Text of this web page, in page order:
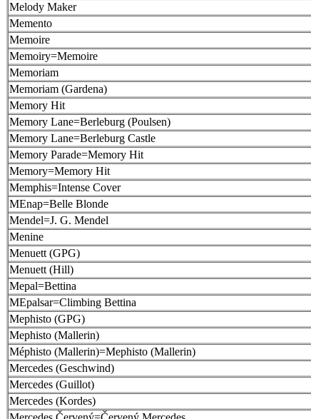
Melody Maker
Memento
Memoire
Memoiry=Memoire
Memoriam
Memoriam (Gardena)
Memory Hit
Memory Lane=Berleburg (Poulsen)
Memory Lane=Berleburg Castle
Memory Parade=Memory Hit
Memory=Memory Hit
Memphis=Intense Cover
MEnap=Belle Blonde
Mendel=J. G. Mendel
Menine
Menuett (GPG)
Menuett (Hill)
Mepal=Bettina
MEpalsar=Climbing Bettina
Mephisto (GPG)
Mephisto (Mallerin)
Méphisto (Mallerin)=Mephisto (Mallerin)
Mercedes (Geschwind)
Mercedes (Guillot)
Mercedes (Kordes)